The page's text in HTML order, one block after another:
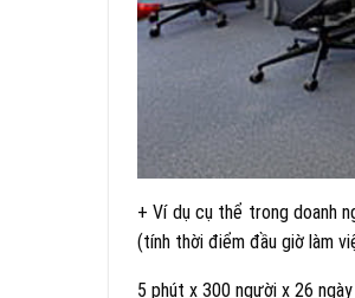
+ Ví dụ cụ thể trong doanh
(tính thời điểm đầu giờ làm
5 phút x 300 người x 26